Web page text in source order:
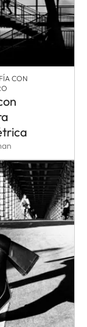
CON